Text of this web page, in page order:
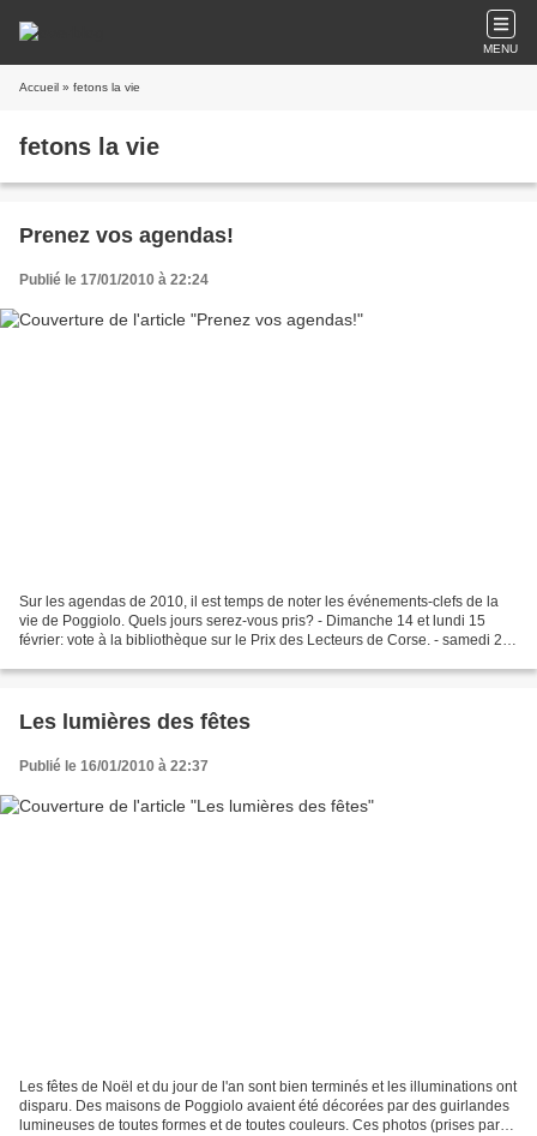
MENU
Accueil » fetons la vie
fetons la vie
Prenez vos agendas!
Publié le 17/01/2010 à 22:24
Sur les agendas de 2010, il est temps de noter les événements-clefs de la
vie de Poggiolo. Quels jours serez-vous pris? - Dimanche 14 et lundi 15
février: vote à la bibliothèque sur le Prix des Lecteurs de Corse. - samedi 27
Les lumières des fêtes
Publié le 16/01/2010 à 22:37
Les fêtes de Noël et du jour de l'an sont bien terminés et les illuminations ont
disparu. Des maisons de Poggiolo avaient été décorées par des guirlandes
lumineuses de toutes formes et de toutes couleurs. Ces photos (prises par